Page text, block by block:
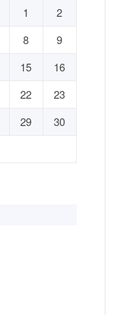
1
2
8
9
15
16
22
23
29
30